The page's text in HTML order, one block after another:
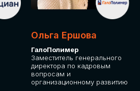
Ольга Ершова
ГалоПолимер
Заместитель генерального
директора по кадровым
вопросам и
организационному развитию